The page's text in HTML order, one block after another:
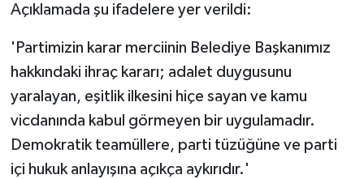
Açıklamada şu ifadelere yer verildi:
'Partimizin karar merciinin Belediye Başkanımız
hakkındaki ihraç kararı; adalet duygusunu
yaralayan, eşitlik ilkesini hiçe sayan ve kamu
vicdanında kabul görmeyen bir uygulamadır.
Demokratik teamüllere, parti tüzüğüne ve parti
içi hukuk anlayışına açıkça aykırıdır.'